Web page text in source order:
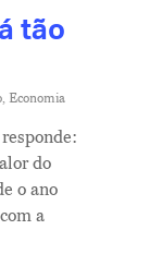
tão
Economia
do
o ano
a